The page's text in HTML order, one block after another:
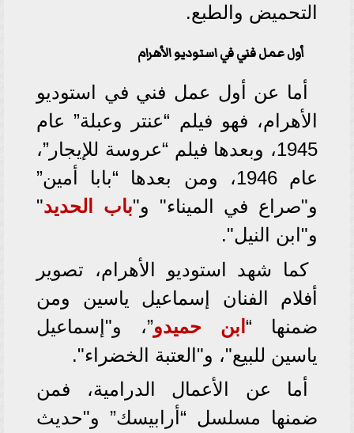
التحميض والطبع.
أول عمل فني في استوديو الأهرام
أما عن أول عمل فني في استوديو
الأهرام، فهو فيلم “عنتر وعبلة” عام
1945، وبعدها فيلم “عروسة للإيجار”،
عام 1946، ومن بعدها “بابا أمين”
و"صراع في الميناء" و"باب الحديد"
و"ابن النيل".
كما شهد استوديو الأهرام، تصوير
أفلام الفنان إسماعيل ياسين ومن
ضمنها “ ابن حميدو”، و"إسماعيل
ياسين للبيع"، و"العتبة الخضراء".
أما عن الأعمال الدرامية، فمن
ضمنها مسلسل “أرابيسك” و"حديث